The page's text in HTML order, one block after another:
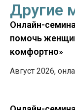
Другие
Онлайн-
помочь
комфортно»
Август 2026,